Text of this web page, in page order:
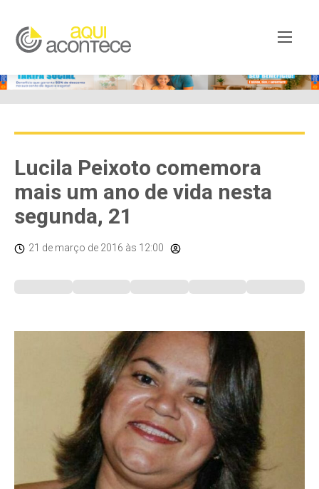
Lucila Peixoto comemora
mais um ano de vida nesta
segunda, 21
21 de março de 2016 às 12:00